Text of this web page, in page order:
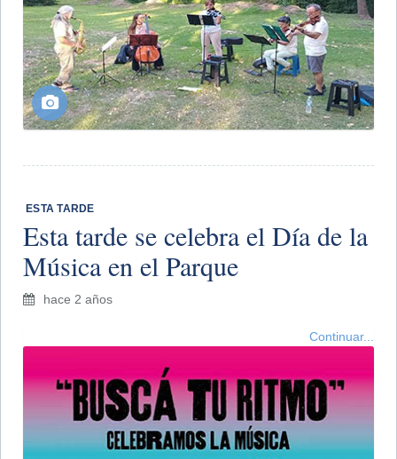
​ ESTA TARDE
Esta tarde se celebra el Día de la
Música en el Parque
hace 2 años
Continuar...